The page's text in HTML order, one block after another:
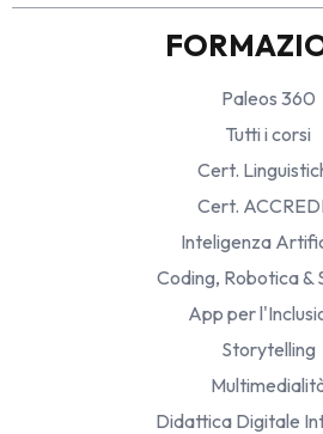
Paleos 360
Tutti i corsi
Cert.
Cert.
Inteligenza
Coding, Robotica &
App per
Storytelling
Didattica Digitale